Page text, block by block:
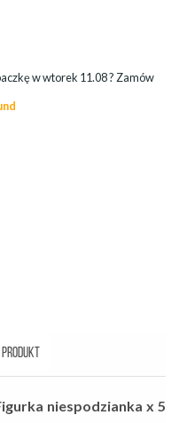
wwtorek 11.08? Zamów
niespodzianka x 5